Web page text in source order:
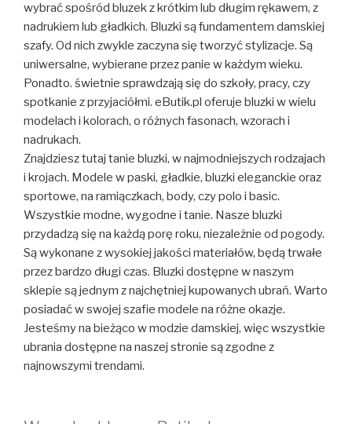
wybrać spośród bluzek z krótkim lub długim rękawem, z
nadrukiem lub gładkich. Bluzki są fundamentem damskiej
szafy. Od nich zwykle zaczyna się tworzyć stylizacje. Są
uniwersalne, wybierane przez panie w każdym wieku.
Ponadto. świetnie sprawdzają się do szkoły, pracy, czy
spotkanie z przyjaciółmi. eButik.pl oferuje bluzki w wielu
modelach i kolorach, o różnych fasonach, wzorach i
nadrukach.
Znajdziesz tutaj tanie bluzki, w najmodniejszych rodzajach
i krojach. Modele w paski, gładkie, bluzki eleganckie oraz
sportowe, na ramiączkach, body, czy polo i basic.
Wszystkie modne, wygodne i tanie. Nasze bluzki
przydadzą się na każdą porę roku, niezależnie od pogody.
Są wykonane z wysokiej jakości materiałów, będą trwałe
przez bardzo długi czas. Bluzki dostępne w naszym
sklepie są jednym z najchętniej kupowanych ubrań. Warto
posiadać w swojej szafie modele na różne okazje.
Jesteśmy na bieżąco w modzie damskiej, więc wszystkie
ubrania dostępne na naszej stronie są zgodne z
najnowszymi trendami.